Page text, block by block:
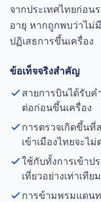
จากประเทศไทยก่อ
อายุ หากถูกพบว่าไม่
ปฏิเสธการขึ้นเครื่อง
ข้อเท็จจริงสำคัญ
สายการบินได้รับค
ต่อก่อนขึ้นเครื่อง
การตรวจเกิดขึ้น
เข้าเมืองไทยจะไ
ใช้กับทั้งการเข้าป
เที่ยวอย่างเท่าเทีย
การข้ามพรมแดน